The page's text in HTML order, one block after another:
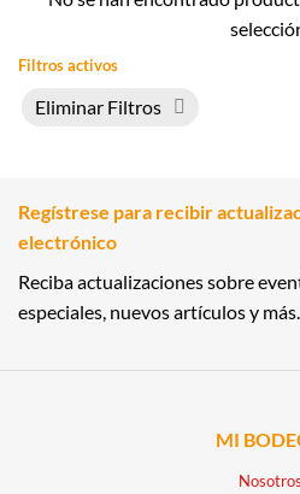
Filtros activos
Eliminar Filtros
Regístrese para recibir
electrónico
Reciba actualizaciones sobre
especiales, nuevos artículos y más.
MI
Nosotros